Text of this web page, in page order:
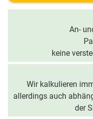
An-
keine
Wir kalkulieren
allerdings auch
der